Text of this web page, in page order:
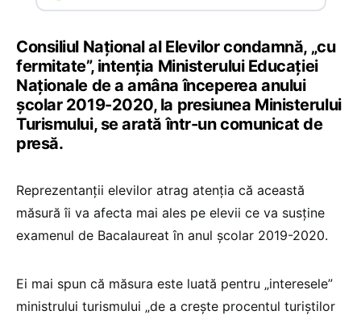
Consiliul Național al Elevilor condamnă, „cu
fermitate”, intenția Ministerului Educației
Naționale de a amâna începerea anului
școlar 2019-2020, la presiunea Ministerului
Turismului, se arată într-un comunicat de
presă.
Reprezentanții elevilor atrag atenția că această
măsură îi va afecta mai ales pe elevii ce va susține
examenul de Bacalaureat în anul şcolar 2019-2020.
Ei mai spun că măsura este luată pentru „interesele”
ministrului turismului „de a creşte procentul turiştilor